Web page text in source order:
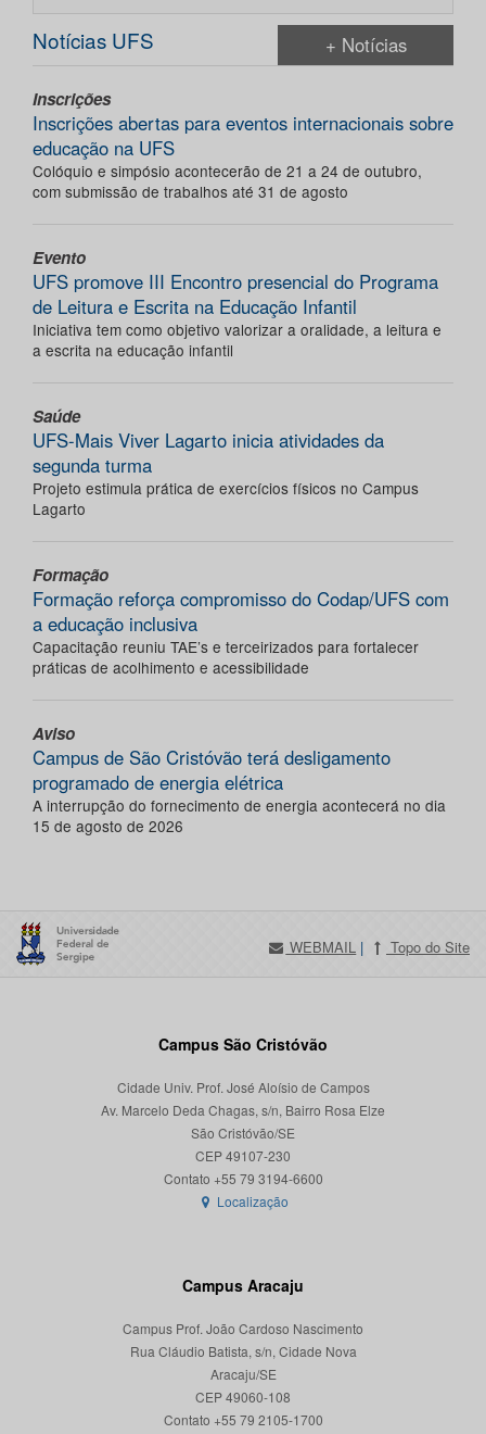
Notícias UFS + Notícias
Inscrições
Inscrições abertas para eventos internacionais sobre
educação na UFS
Colóquio e simpósio acontecerão de 21 a 24 de outubro,
com submissão de trabalhos até 31 de agosto
Evento
UFS promove III Encontro presencial do Programa
de Leitura e Escrita na Educação Infantil
Iniciativa tem como objetivo valorizar a oralidade, a leitura e
a escrita na educação infantil
Saúde
UFS-Mais Viver Lagarto inicia atividades da
segunda turma
Projeto estimula prática de exercícios físicos no Campus
Lagarto
Formação
Formação reforça compromisso do Codap/UFS com
a educação inclusiva
Capacitação reuniu TAE’s e terceirizados para fortalecer
práticas de acolhimento e acessibilidade
Aviso
Campus de São Cristóvão terá desligamento
programado de energia elétrica
A interrupção do fornecimento de energia acontecerá no dia
15 de agosto de 2026
WEBMAIL | Topo do Site
Campus São Cristóvão
Cidade Univ. Prof. José Aloísio de Campos
Av. Marcelo Deda Chagas, s/n, Bairro Rosa Elze
São Cristóvão/SE
CEP 49107-230
Localização
Campus Aracaju
Campus Prof. João Cardoso Nascimento
Rua Cláudio Batista, s/n, Cidade Nova
Aracaju/SE
CEP 49060-108